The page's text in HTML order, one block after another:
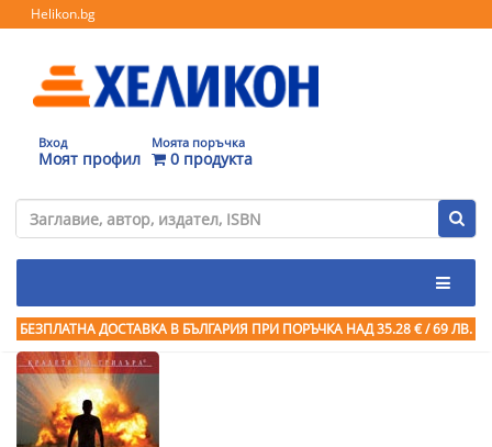
Helikon.bg
Вход
Моят профил
Моята поръчка
0 продукта
БЕЗПЛАТНА ДОСТАВКА В БЪЛГАРИЯ ПРИ ПОРЪЧКА НАД 35.28 € / 69 ЛВ.